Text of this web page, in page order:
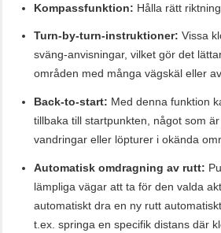
Kompassfunktion: Hålla rätt
Turn-by-turn-instruktioner: Vissa
sväng-anvisningar, vilket gör det
områden med många vägskäl eller
Back-to-start: Med denna funktion
tillbaka till startpunkten, något som
vandringar eller löpturer i okända
Automatisk omdragning av rutt:
lämpliga vägar att ta för den valda
automatiskt dra en ny rutt
t.ex. springa en specifik distans där